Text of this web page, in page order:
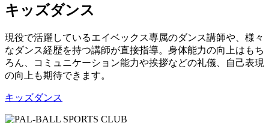
キッズダンス
現役で活躍しているエイベックス専属のダンス講師や、様々
なダンス経歴を持つ講師が直接指導。身体能力の向上はもち
ろん、コミュニケーション能力や挨拶などの礼儀、自己表現
の向上も期待できます。
キッズダンス